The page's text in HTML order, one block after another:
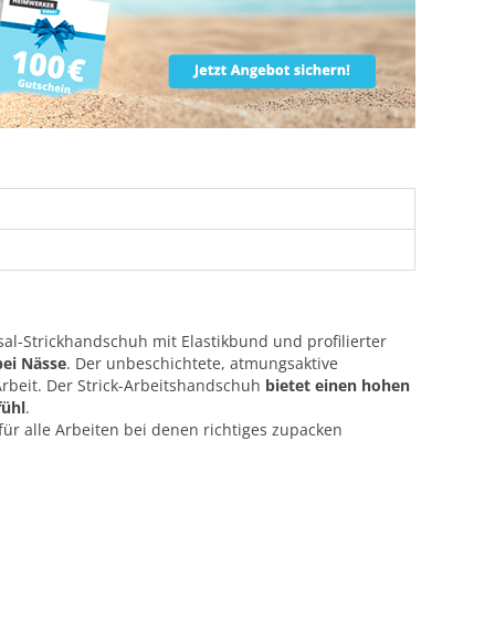
Strickhandschuh mit Elastikbund und profilierter
Nässe. Der unbeschichtete, atmungsaktive
Der Strick-Arbeitshandschuh bietet einen hohen
.
alle Arbeiten bei denen richtiges zupacken